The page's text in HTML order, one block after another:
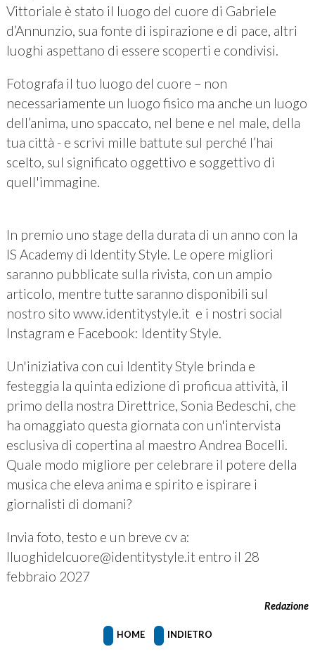
Vittoriale è stato il luogo del cuore di Gabriele
d’Annunzio, sua fonte di ispirazione e di pace, altri
luoghi aspettano di essere scoperti e condivisi.
Fotografa il tuo luogo del cuore – non
necessariamente un luogo fisico ma anche un luogo
dell’anima, uno spaccato, nel bene e nel male, della
tua città - e scrivi mille battute sul perché l’hai
scelto, sul significato oggettivo e soggettivo di
quell'immagine.
In premio uno stage della durata di un anno con la
IS Academy di Identity Style. Le opere migliori
saranno pubblicate sulla rivista, con un ampio
articolo, mentre tutte saranno disponibili sul
nostro sito www.identitystyle.it e i nostri social
Instagram e Facebook: Identity Style.
Un'iniziativa con cui Identity Style brinda e
festeggia la quinta edizione di proficua attività, il
primo della nostra Direttrice, Sonia Bedeschi, che
ha omaggiato questa giornata con un'intervista
esclusiva di copertina al maestro Andrea Bocelli.
Quale modo migliore per celebrare il potere della
musica che eleva anima e spirito e ispirare i
giornalisti di domani?
Invia foto, testo e un breve cv a:
Iluoghidelcuore@identitystyle.it entro il 28
febbraio 2027
Redazione
HOME INDIETRO